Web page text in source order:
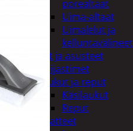
porealtaat
Uima-altaat
Uimalelut ja
kelluntavälineet
Vaatteet ja asusteet
Heijastimet
Laukut ja reput
Käsilaukut
Reput
Vaatteet